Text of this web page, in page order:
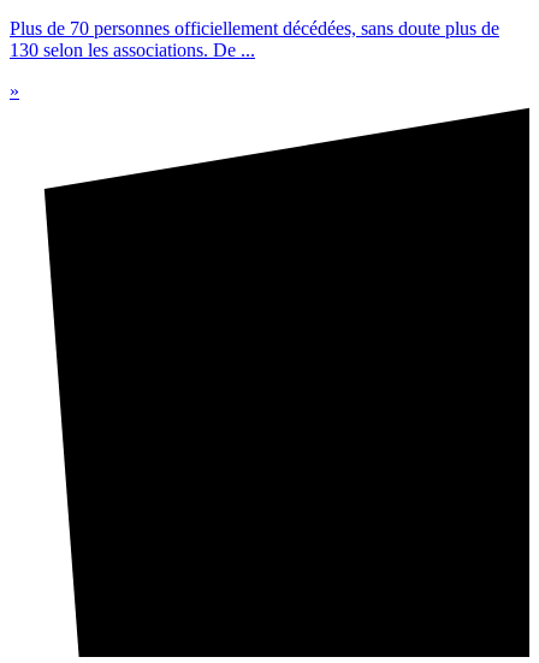
Plus de 70 personnes officiellement décédées, sans doute plus de
130 selon les associations. De ...
»